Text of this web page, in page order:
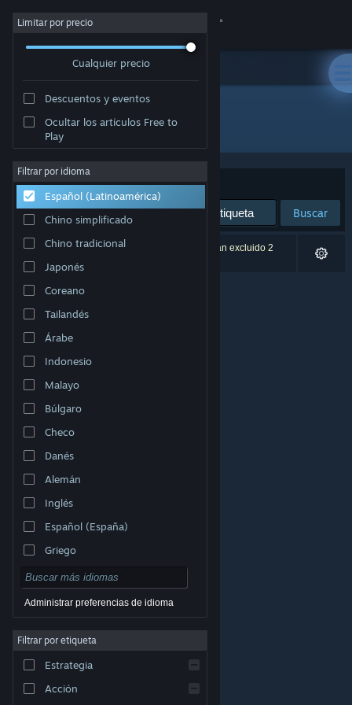
Iniciar sesión
Acerca de
Soporte
Cambiar idioma
Obtener la aplicación de Steam Mobile
Ver versión clásica
© Valve Corporation. Todos los derechos reservados.
Todas las marcas registradas pertenecen a sus
de Privacidad|Información legal
Acuerdo de Suscriptor a Steam
Cookies
Limitar por precio
Cualquier precio
Descuentos y eventos
Ocultar los artículos Free to
Play
Filtrar por idioma
Español (Latinoamérica)
Chino simplificado
Chino tradicional
Japonés
Coreano
Tailandés
Árabe
Indonesio
Malayo
Búlgaro
Checo
Danés
Alemán
Inglés
Español (España)
Griego
Administrar preferencias de idioma
Filtrar por etiqueta
Estrategia
Acción
Desarrollador: Second Wind Games
Ordenar por Relevancia
Buscar
0 resultado(s) coinciden con la búsqueda. Se han excluido 2
títulos según tus preferencias.